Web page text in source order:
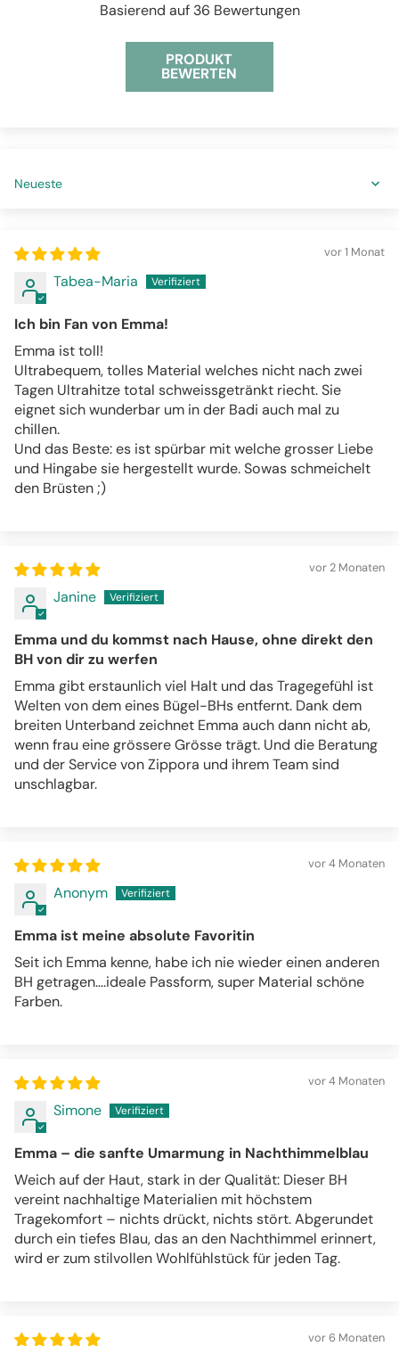
Basierend auf 36 Bewertungen
PRODUKT
BEWERTEN
Sort by
vor 1 Monat
Tabea-Maria
Ich bin Fan von Emma!
Emma ist toll!
Ultrabequem, tolles Material welches nicht nach zwei
Tagen Ultrahitze total schweissgetränkt riecht. Sie
eignet sich wunderbar um in der Badi auch mal zu
chillen.
Und das Beste: es ist spürbar mit welche grosser Liebe
und Hingabe sie hergestellt wurde. Sowas schmeichelt
den Brüsten ;)
vor 2 Monaten
Janine
Emma und du kommst nach Hause, ohne direkt den
BH von dir zu werfen
Emma gibt erstaunlich viel Halt und das Tragegefühl ist
Welten von dem eines Bügel-BHs entfernt. Dank dem
breiten Unterband zeichnet Emma auch dann nicht ab,
wenn frau eine grössere Grösse trägt. Und die Beratung
und der Service von Zippora und ihrem Team sind
unschlagbar.
vor 4 Monaten
Anonym
Emma ist meine absolute Favoritin
Seit ich Emma kenne, habe ich nie wieder einen anderen
BH getragen….ideale Passform, super Material schöne
Farben.
vor 4 Monaten
Simone
Emma – die sanfte Umarmung in Nachthimmelblau
Weich auf der Haut, stark in der Qualität: Dieser BH
vereint nachhaltige Materialien mit höchstem
Tragekomfort – nichts drückt, nichts stört. Abgerundet
durch ein tiefes Blau, das an den Nachthimmel erinnert,
wird er zum stilvollen Wohlfühlstück für jeden Tag.
vor 6 Monaten